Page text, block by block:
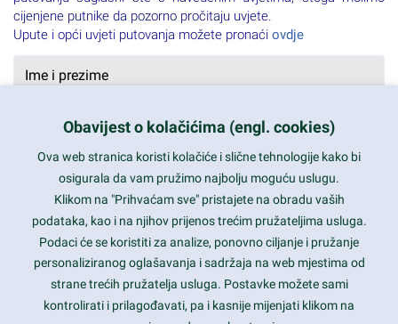
cijenjene putnike da pozorno pročitaju uvjete.
Upute i opći uvjeti putovanja možete pronaći ovdje
Obavijest o kolačićima (engl. cookies)
Ova web stranica koristi kolačiće i slične tehnologije kako bi
osigurala da vam pružimo najbolju moguću uslugu.
Klikom na "Prihvaćam sve" pristajete na obradu vaših
podataka, kao i na njihov prijenos trećim pružateljima usluga.
Podaci će se koristiti za analize, ponovno ciljanje i pružanje
personaliziranog oglašavanja i sadržaja na web mjestima od
strane trećih pružatelja usluga. Postavke možete sami
kontrolirati i prilagođavati, pa i kasnije mijenjati klikom na